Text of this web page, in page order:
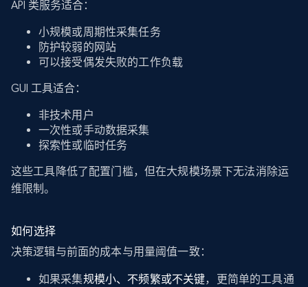
API 类服务适合：
小规模或周期性采集任务
防护较弱的网站
可以接受偶发失败的工作负载
GUI 工具适合：
非技术用户
一次性或手动数据采集
探索性或临时任务
这些工具降低了配置门槛，但在大规模场景下无法消除运
维限制。
如何选择
决策逻辑与前面的成本与用量阈值一致：
如果采集规模小、不频繁或不关键，更简单的工具通